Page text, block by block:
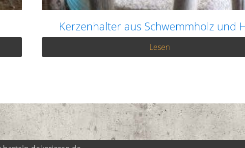
Kerzenhalter aus Schwemmholz und
Lesen